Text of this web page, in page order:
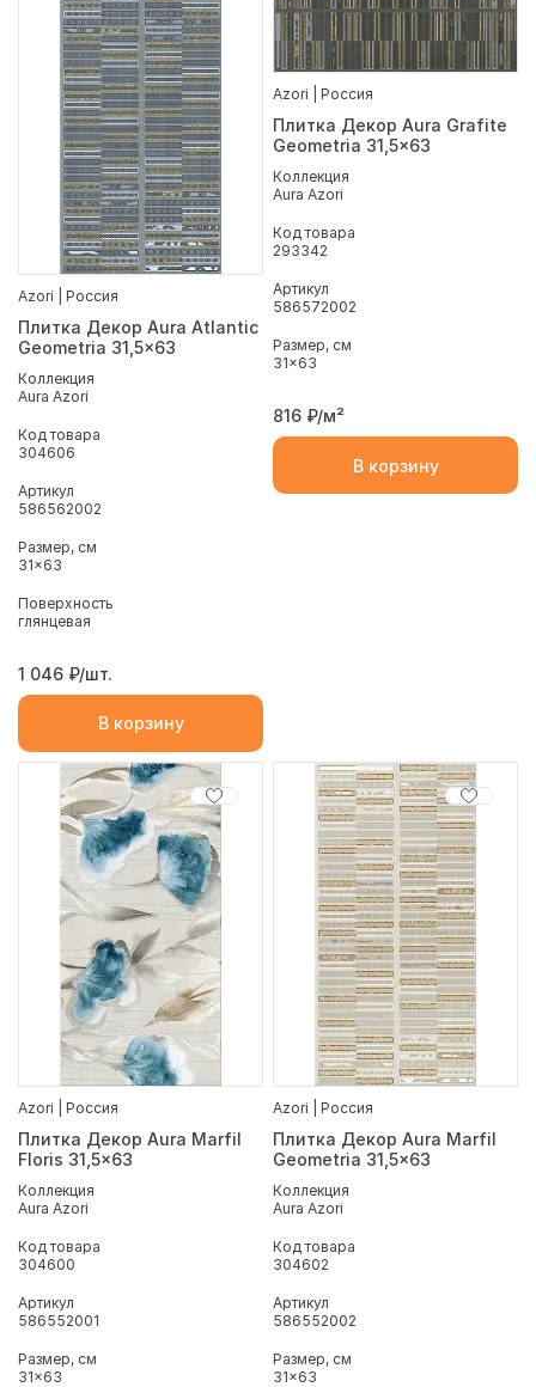
Azori | Россия
Плитка Декор Aura Atlantic
Geometria 31,5x63
Коллекция
Aura Azori
Код товара
304606
Артикул
586562002
Размер, см
31x63
Поверхность
глянцевая
1 046 ₽/шт.
В корзину
Azori | Россия
Плитка Декор Aura Grafite
Geometria 31,5x63
Коллекция
Aura Azori
Код товара
293342
Артикул
586572002
Размер, см
31x63
816 ₽/м²
В корзину
Azori | Россия
Плитка Декор Aura Marfil
Floris 31,5x63
Коллекция
Aura Azori
Код товара
304600
Артикул
586552001
Размер, см
31x63
Azori | Россия
Плитка Декор Aura Marfil
Geometria 31,5x63
Коллекция
Aura Azori
Код товара
304602
Артикул
586552002
Размер, см
31x63